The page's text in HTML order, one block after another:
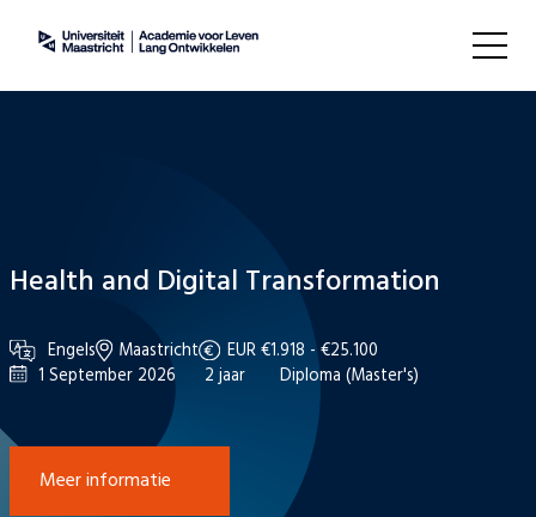
Health and Digital Transformation
Engels Maastricht
EUR €1.918 - €25.100
1 September 2026
2 jaar Diploma (Master's)
Meer informatie